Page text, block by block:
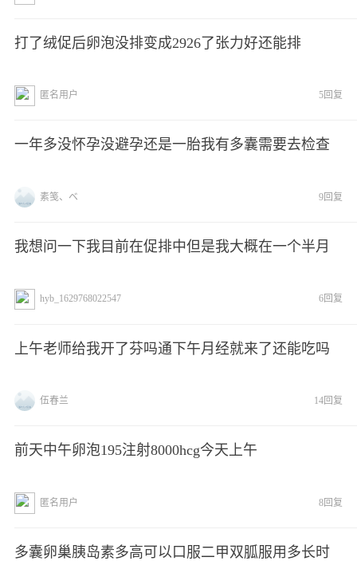
打了绒促后卵泡没排变成2926了张力好还能排
匿名用户 5回复
一年多没怀孕没避孕还是一胎我有多囊需要去检查
素笺、ベ 9回复
我想问一下我目前在促排中但是我大概在一个半月
hyb_1629768022547 6回复
上午老师给我开了芬吗通下午月经就来了还能吃吗
伍春兰 14回复
前天中午卵泡195注射8000hcg今天上午
匿名用户 8回复
多囊卵巢胰岛素多高可以口服二甲双胍服用多长时